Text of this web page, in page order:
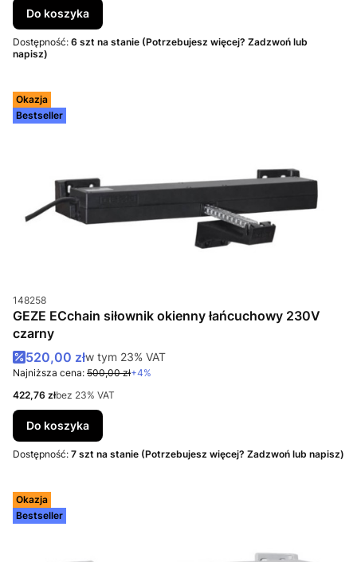
Do koszyka
Dostępność: 6 szt na stanie (Potrzebujesz więcej? Zadzwoń lub
napisz)
Okazja
Bestseller
Kod produktu
148258
GEZE ECchain siłownik okienny łańcuchowy 230V
czarny
Cena promocyjna brutto
520,00 złw tym %s VAT
w tym 23% VAT
Najniższa cena: 500,00 zł+4%
Cena netto
422,76 złbez 23% VAT
Do koszyka
Dostępność: 7 szt na stanie (Potrzebujesz więcej? Zadzwoń lub napisz)
Okazja
Bestseller